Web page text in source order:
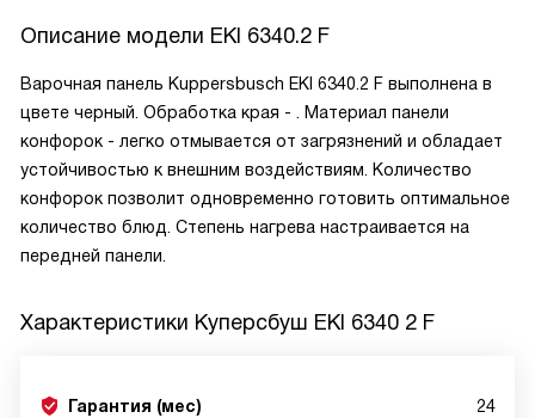
Описание модели EKI 6340.2 F
Варочная панель Kuppersbusch EKI 6340.2 F выполнена в
цвете черный. Обработка края - . Материал панели
конфорок - легко отмывается от загрязнений и обладает
устойчивостью к внешним воздействиям. Количество
конфорок позволит одновременно готовить оптимальное
количество блюд. Степень нагрева настраивается на
передней панели.
Характеристики Куперсбуш EKI 6340 2 F
Гарантия (мес) 24